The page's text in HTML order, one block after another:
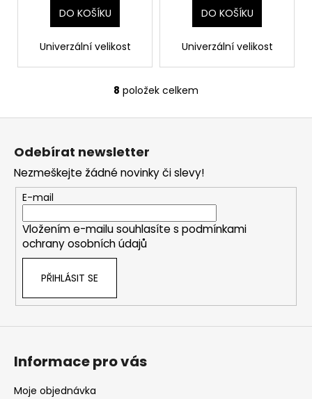
DO KOŠÍKU
Univerzální velikost
DO KOŠÍKU
Univerzální velikost
O
v
a
c
í
p
r
ý
p
8 položek celkem
Z
Odebírat newsletter
Nezmeškejte žádné novinky či slevy!
E-mail
Vložením e-mailu souhlasíte s podmínkami
ochrany osobních údajů
PŘIHLÁSIT SE
Informace pro vás
Moje objednávka